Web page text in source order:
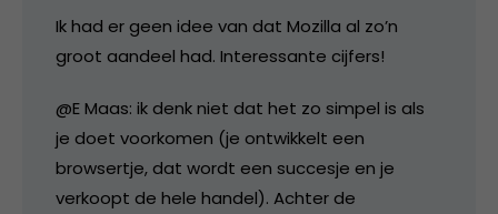
Ik had er geen idee van dat Mozilla al zo’n
groot aandeel had. Interessante cijfers!
@E Maas: ik denk niet dat het zo simpel is als
je doet voorkomen (je ontwikkelt een
browsertje, dat wordt een succesje en je
verkoopt de hele handel). Achter de